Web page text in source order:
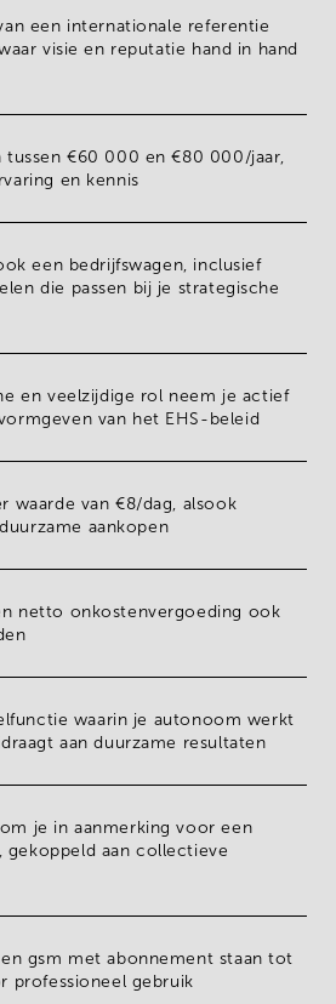
een internationale referentie
waar visie en reputatie hand in hand
tussen €60 000 en €80 000/jaar
en kennis
een bedrijfswagen , inclusief
die passen bij je strategische
en veelzijdige rol neem je actief
van het EHS-beleid
waarde van €8/dag, alsook
aankopen
netto onkostenvergoeding ook
waarin je autonoom werkt
aan duurzame resultaten
je in aanmerking voor een
, gekoppeld aan collectieve
gsm met abonnement staan tot
professioneel gebruik